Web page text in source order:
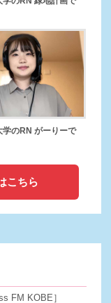
学のRN がーりーで
こちら
FM KOBE］